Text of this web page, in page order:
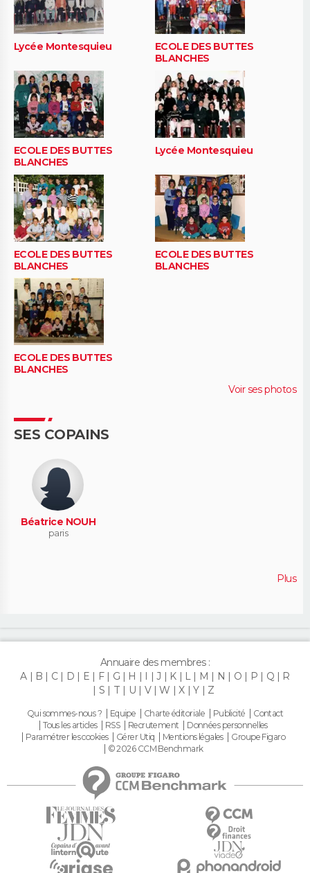
Lycée Montesquieu
ECOLE DES BUTTES
BLANCHES
ECOLE DES BUTTES
BLANCHES
Lycée Montesquieu
ECOLE DES BUTTES
BLANCHES
ECOLE DES BUTTES
BLANCHES
ECOLE DES BUTTES
BLANCHES
Voir ses photos
SES COPAINS
Béatrice NOUH
paris
Plus
Annuaire des membres :
A
B C D E F G H I J K L M N O P Q
R
S
T U V W X Y Z
Qui sommes-nous ? Equipe Charte éditoriale Publicité
Contact
Tous les articles
RSS Recrutement
Données personnelles
Paramétrer les cookies
Gérer Utiq Mentions légales
Groupe Figaro
© 2026 CCM Benchmark